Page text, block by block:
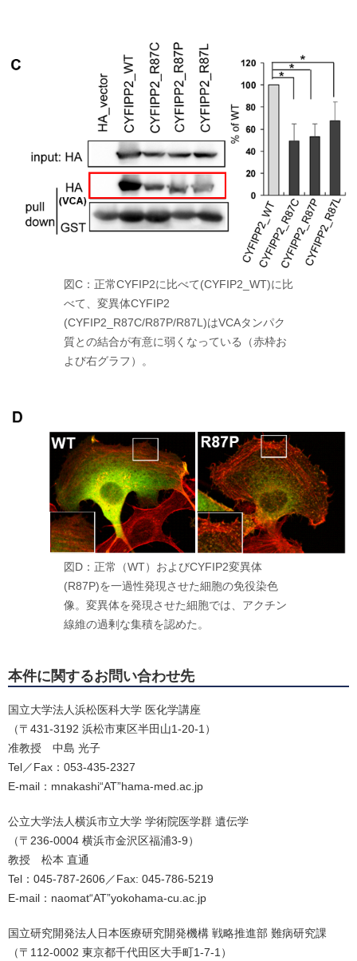
図C：正常CYFIP2に比べて(CYFIP2_WT)に比
べて、変異体CYFIP2
(CYFIP2_R87C/R87P/R87L)はVCAタンパク
質との結合が有意に弱くなっている（赤枠お
よび右グラフ）。
図D：正常（WT）およびCYFIP2変異体
(R87P)を一過性発現させた細胞の免役染色
像。変異体を発現させた細胞では、アクチン
線維の過剰な集積を認めた。
本件に関するお問い合わせ先
国立大学法人浜松医科大学 医化学講座
（〒431-3192 浜松市東区半田山1-20-1）
准教授 中島 光子
Tel／Fax：053-435-2327
E-mail：mnakashi“AT”hama-med.ac.jp
公立大学法人横浜市立大学 学術院医学群 遺伝学
（〒236-0004 横浜市金沢区福浦3-9）
教授 松本 直通
Tel：045-787-2606／Fax: 045-786-5219
E-mail：naomat“AT”yokohama-cu.ac.jp
国立研究開発法人日本医療研究開発機構 戦略推進部 難病研究課
（〒112-0002 東京都千代田区大手町1-7-1）